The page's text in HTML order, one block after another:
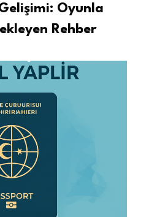
Oyunla
Rehber